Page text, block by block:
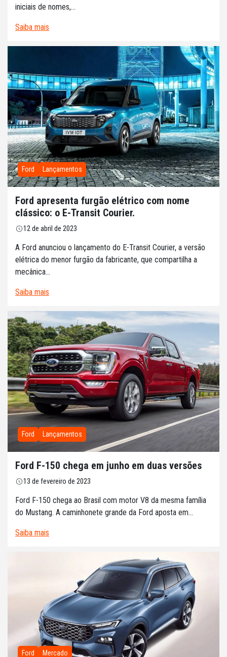
iniciais de nomes,...
Saiba mais
Ford Lançamentos
Ford apresenta furgão elétrico com nome
clássico: o E-Transit Courier.
12 de abril de 2023
A Ford anunciou o lançamento do E-Transit Courier, a versão
elétrica do menor furgão da fabricante, que compartilha a
mecânica...
Saiba mais
Ford Lançamentos
Ford F-150 chega em junho em duas versões
13 de fevereiro de 2023
Ford F-150 chega ao Brasil com motor V8 da mesma família
do Mustang. A caminhonete grande da Ford aposta em...
Saiba mais
Ford Mercado